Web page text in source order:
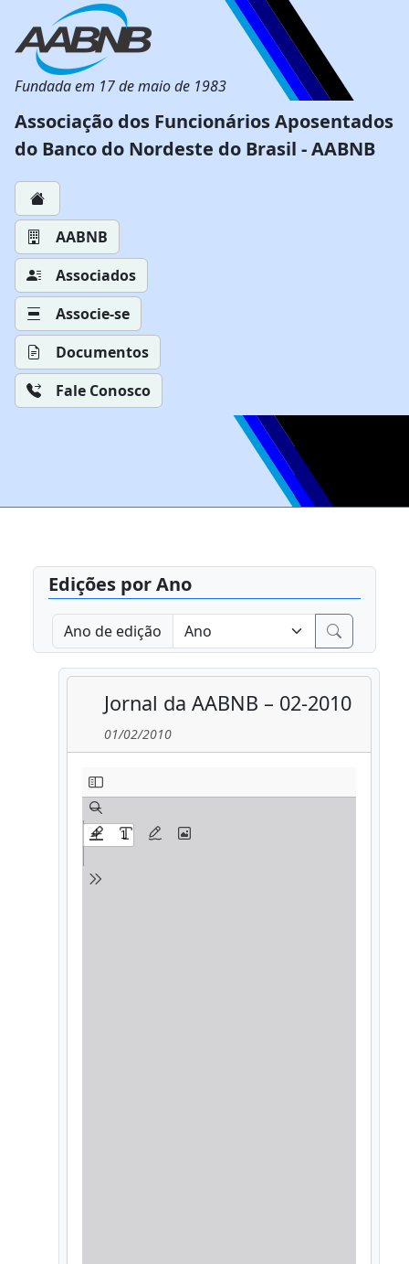
Fundada em 17 de maio de 1983
Associação dos Funcionários Aposentados
do Banco do Nordeste do Brasil - AABNB
AABNB
Associados
Associe-se
Documentos
Fale Conosco
Edições por Ano
Ano de edição
Jornal da AABNB – 02-2010
01/02/2010